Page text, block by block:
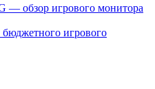
— обзор игрового монитора
игрового